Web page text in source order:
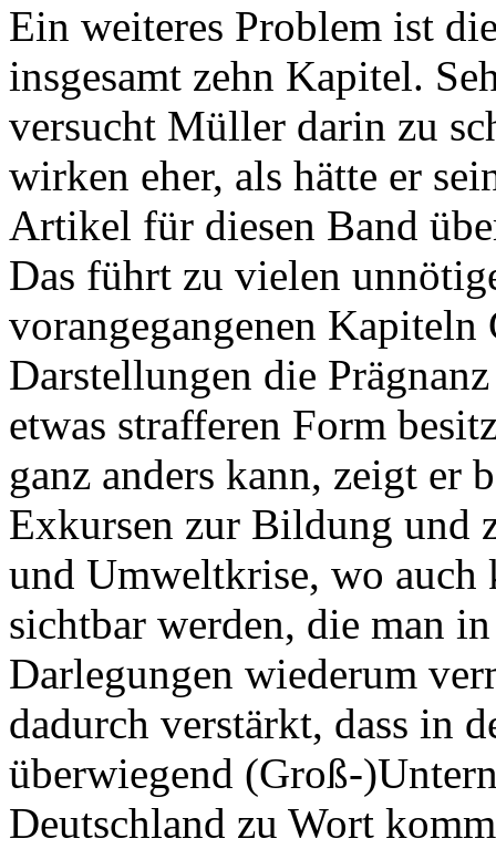
Ein weiteres Problem ist
insgesamt zehn Kapitel.
versucht Müller darin zu
wirken eher, als hätte er
Artikel für diesen Band
Das führt zu vielen
vorangegangenen Kapiteln
Darstellungen die
etwas strafferen Form
ganz anders kann, zeigt er
Exkursen zur Bildung und
und Umweltkrise, wo auch
sichtbar werden, die man
Darlegungen wiederum
dadurch verstärkt, dass in
überwiegend (Groß-
Deutschland zu Wort